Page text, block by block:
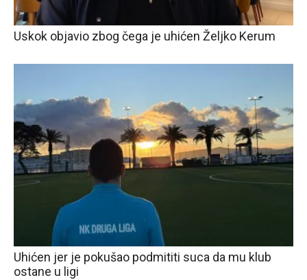
Uskok objavio zbog čega je uhićen Željko Kerum
Uhićen jer je pokušao podmititi suca da mu klub
ostane u ligi